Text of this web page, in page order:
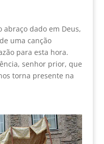
abraço dado em Deus,
uma canção
para esta hora.
senhor prior, que
torna presente na